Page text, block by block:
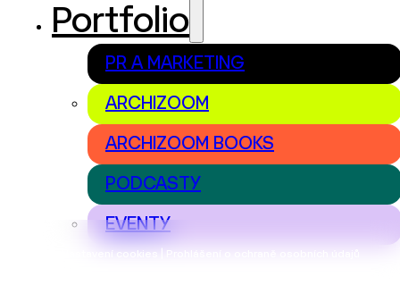
Nastavení cookies | Prohlášení o ochraně osobních údajů
Portfolio
PR A MARKETING
ARCHIZOOM
ARCHIZOOM BOOKS
PODCASTY
EVENTY